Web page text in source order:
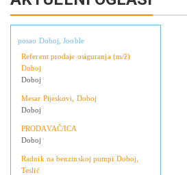
posao Doboj, Jooble
Referent prodaje osiguranja (m/ž)
Doboj
Doboj
Mesar Pijeskovi, Doboj
Doboj
PRODAVAČ/ICA
Doboj
Radnik na benzinskoj pumpi Doboj,
Teslić